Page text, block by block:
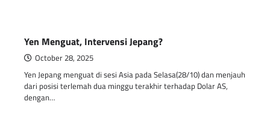
Yen Menguat, Intervensi Jepang?
October 28, 2025
Yen Jepang menguat di sesi Asia pada Selasa(28/10) dan menjauh
dari posisi terlemah dua minggu terakhir terhadap Dolar AS,
dengan…